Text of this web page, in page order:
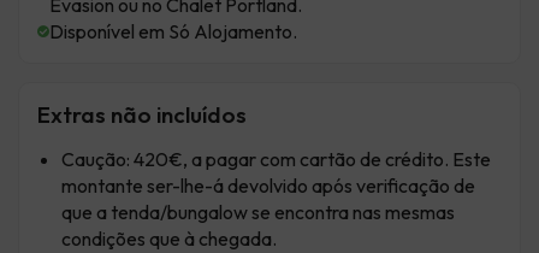
Evasion ou no Chalet Portland.
Disponível em Só Alojamento.
Extras não incluídos
Caução: 420€, a pagar com cartão de crédito. Este
montante ser-lhe-á devolvido após verificação de
que a tenda/bungalow se encontra nas mesmas
condições que à chegada.